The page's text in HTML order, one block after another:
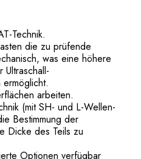
Technik.
die zu prüfende
was eine höhere
Ultraschall-
arbeiten.
(mit SH- und L-Wellen-
Bestimmung der
Dicke des Teils zu
Optionen verfügbar